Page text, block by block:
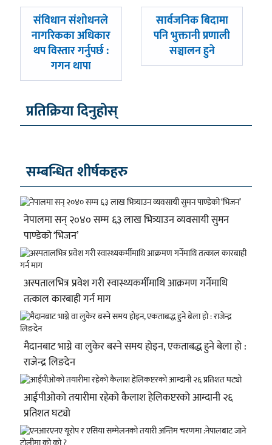
पछिल्लाे
-
संविधान संशोधनले
नागरिकका अधिकार
थप विस्तार गर्नुपर्छ :
गगन थापा
अघिल्लाे
-
सार्वजनिक बिदामा
पनि भुक्तानी प्रणाली
सञ्चालन हुने
प्रतिक्रिया दिनुहोस्
सम्बन्धित शीर्षकहरु
नेपालमा सन् २०४० सम्म ६३ लाख भित्र्याउन व्यवसायी सुमन
पाण्डेको ‘भिजन’
अस्पतालभित्र प्रवेश गरी स्वास्थ्यकर्मीमाथि आक्रमण गर्नेमाथि
तत्काल कारबाही गर्न माग
मैदानबाट भाग्ने वा लुकेर बस्ने समय होइन, एकताबद्ध हुने बेला हो :
राजेन्द्र लिङदेन
आईपीओको तयारीमा रहेको कैलाश हेलिकप्टरको आम्दानी २६
प्रतिशत घट्यो